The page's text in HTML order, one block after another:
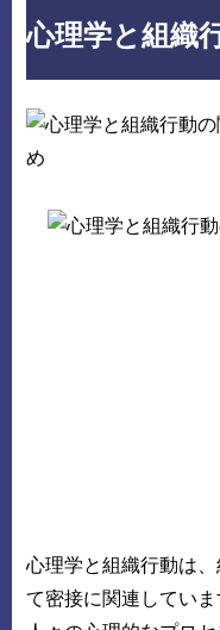
心理学と組織
心理学と組織行動は
て密接に関連していま